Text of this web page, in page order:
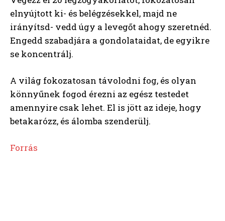
elnyújtott ki- és belégzésekkel, majd ne
irányítsd- vedd úgy a levegőt ahogy szeretnéd.
Engedd szabadjára a gondolataidat, de egyikre
se koncentrálj.
A világ fokozatosan távolodni fog, és olyan
könnyűnek fogod érezni az egész testedet
amennyire csak lehet. El is jött az ideje, hogy
betakarózz, és álomba szenderülj.
Forrás